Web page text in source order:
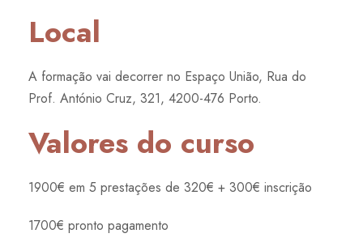
Local
A formação vai decorrer no Espaço União, Rua do
Prof. António Cruz, 321, 4200-476 Porto.
Valores do curso
1900€ em 5 prestações de 320€ + 300€ inscrição
1700€ pronto pagamento